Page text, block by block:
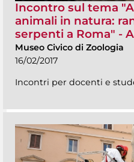
Incontro sul tema
animali in natura:
serpenti a Roma" -
Museo Civico di Zoologia
16/02/2017
Incontri per docenti e